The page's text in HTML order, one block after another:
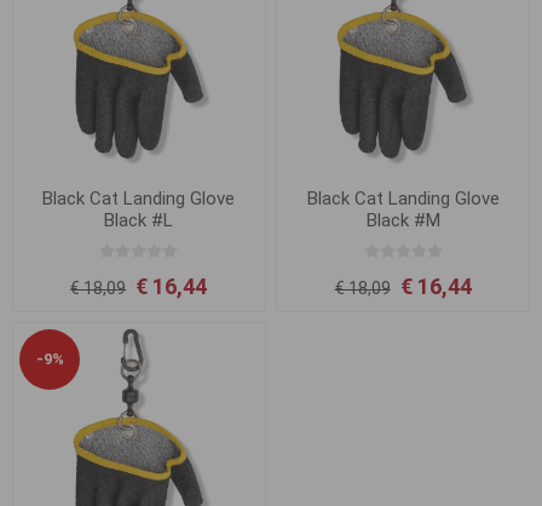
Black Cat Landing Glove
Black #L
€ 18,09 € 16,44
Black Cat Landing Glove
Black #M
€ 18,09 € 16,44
-9%